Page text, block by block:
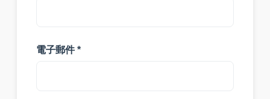
電子郵件 *